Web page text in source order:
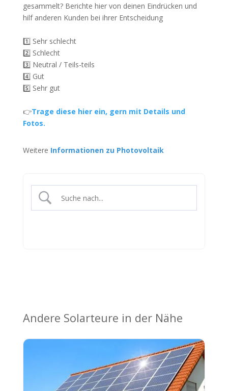
gesammelt? Berichte hier von deinen Eindrücken und
hilf anderen Kunden bei ihrer Entscheidung
1️⃣ Sehr schlecht
2️⃣ Schlecht
3️⃣ Neutral / Teils-teils
4️⃣ Gut
5️⃣ Sehr gut
👉Trage diese hier ein, gern mit Details und
Fotos.
Weitere Informationen zu Photovoltaik
Andere Solarteure in der Nähe